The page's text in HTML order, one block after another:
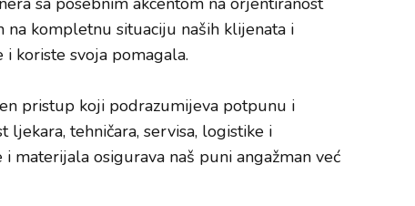
na kompletnu situaciju naših klijenata i
koriste svoja pomagala.
pristup koji podrazumijeva potpunu i
tehničara, servisa, logistike i
materijala osigurava naš puni angažman već